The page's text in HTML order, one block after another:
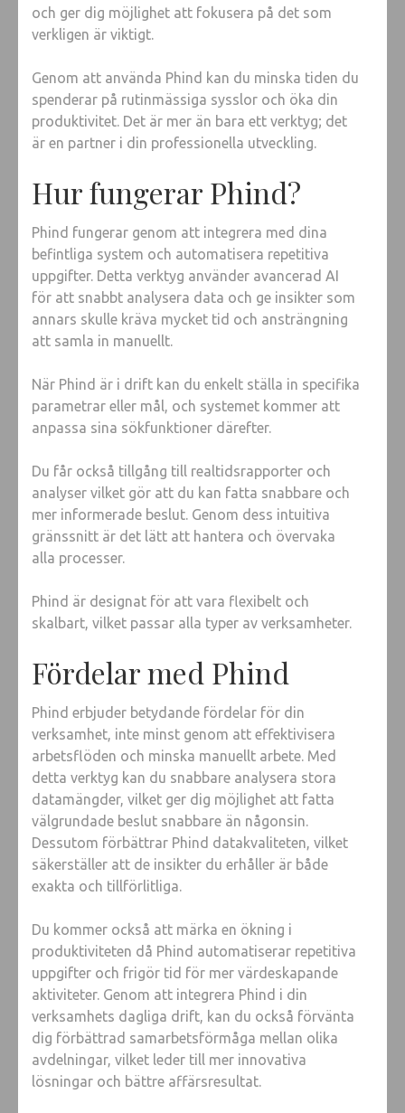
och ger dig möjlighet att fokusera på det som
verkligen är viktigt.
Genom att använda Phind kan du minska tiden du
spenderar på rutinmässiga sysslor och öka din
produktivitet. Det är mer än bara ett verktyg; det
är en partner i din professionella utveckling.
Hur fungerar Phind?
Phind fungerar genom att integrera med dina
befintliga system och automatisera repetitiva
uppgifter. Detta verktyg använder avancerad AI
för att snabbt analysera data och ge insikter som
annars skulle kräva mycket tid och ansträngning
att samla in manuellt.
När Phind är i drift kan du enkelt ställa in specifika
parametrar eller mål, och systemet kommer att
anpassa sina sökfunktioner därefter.
Du får också tillgång till realtidsrapporter och
analyser vilket gör att du kan fatta snabbare och
mer informerade beslut. Genom dess intuitiva
gränssnitt är det lätt att hantera och övervaka
alla processer.
Phind är designat för att vara flexibelt och
skalbart, vilket passar alla typer av verksamheter.
Fördelar med Phind
Phind erbjuder betydande fördelar för din
verksamhet, inte minst genom att effektivisera
arbetsflöden och minska manuellt arbete. Med
detta verktyg kan du snabbare analysera stora
datamängder, vilket ger dig möjlighet att fatta
välgrundade beslut snabbare än någonsin.
Dessutom förbättrar Phind datakvaliteten, vilket
säkerställer att de insikter du erhåller är både
exakta och tillförlitliga.
Du kommer också att märka en ökning i
produktiviteten då Phind automatiserar repetitiva
uppgifter och frigör tid för mer värdeskapande
aktiviteter. Genom att integrera Phind i din
verksamhets dagliga drift, kan du också förvänta
dig förbättrad samarbetsförmåga mellan olika
avdelningar, vilket leder till mer innovativa
lösningar och bättre affärsresultat.